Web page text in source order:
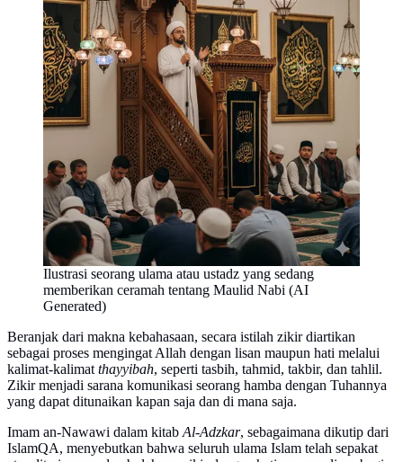
Ilustrasi seorang ulama atau ustadz yang sedang
memberikan ceramah tentang Maulid Nabi (AI
Generated)
Beranjak dari makna kebahasaan, secara istilah zikir diartikan
sebagai proses mengingat Allah dengan lisan maupun hati melalui
kalimat-kalimat thayyibah, seperti tasbih, tahmid, takbir, dan tahlil.
Zikir menjadi sarana komunikasi seorang hamba dengan Tuhannya
yang dapat ditunaikan kapan saja dan di mana saja.
Imam an-Nawawi dalam kitab Al-Adzkar, sebagaimana dikutip dari
IslamQA, menyebutkan bahwa seluruh ulama Islam telah sepakat